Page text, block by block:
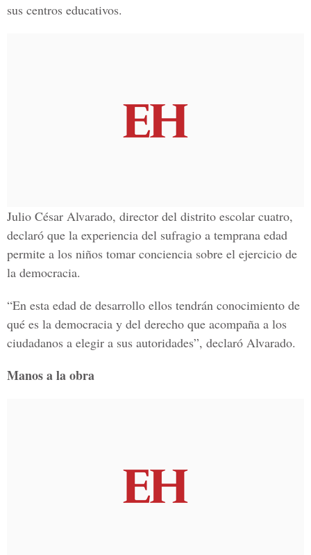
sus centros educativos.
Julio César Alvarado, director del distrito escolar cuatro,
declaró que la experiencia del sufragio a temprana edad
permite a los niños tomar conciencia sobre el ejercicio de
la democracia.
“En esta edad de desarrollo ellos tendrán conocimiento de
qué es la democracia y del derecho que acompaña a los
ciudadanos a elegir a sus autoridades”, declaró Alvarado.
Manos a la obra